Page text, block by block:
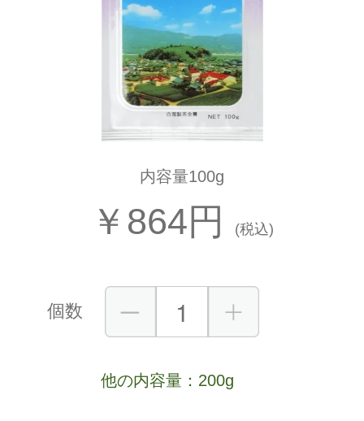
内容量100g
￥864円 (税込)
個数
他の内容量： 200g